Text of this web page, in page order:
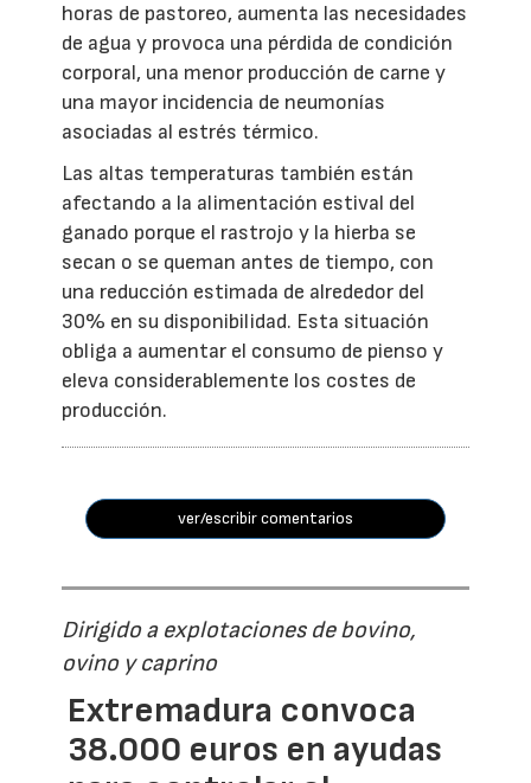
horas de pastoreo, aumenta las necesidades
de agua y provoca una pérdida de condición
corporal, una menor producción de carne y
una mayor incidencia de neumonías
asociadas al estrés térmico.
Las altas temperaturas también están
afectando a la alimentación estival del
ganado porque el rastrojo y la hierba se
secan o se queman antes de tiempo, con
una reducción estimada de alrededor del
30% en su disponibilidad. Esta situación
obliga a aumentar el consumo de pienso y
eleva considerablemente los costes de
producción.
ver/escribir comentarios
Dirigido a explotaciones de bovino,
ovino y caprino
Extremadura convoca
38.000 euros en ayudas